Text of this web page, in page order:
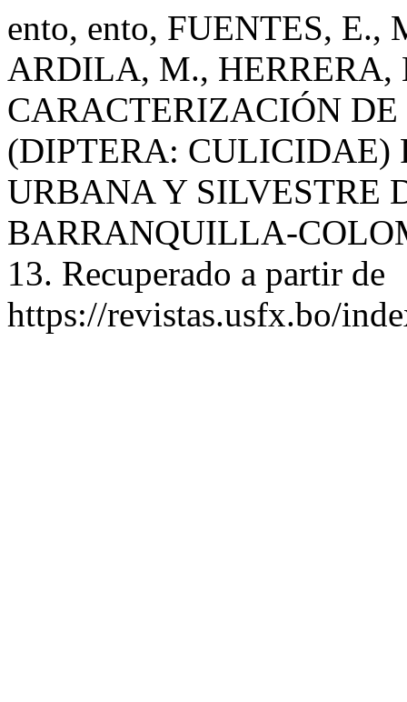
ento, ento, FUENTES,
ARDILA, M., HERRERA,
CARACTERIZACIÓN DE
(DIPTERA: CULICIDAE)
URBANA Y SILVESTRE
BARRANQUILLA-
13. Recuperado a partir de
https://revistas.usfx.bo/